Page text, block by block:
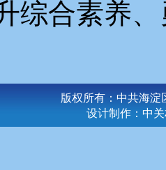
综合素养
版权所有：中共海淀
设计制作： 中